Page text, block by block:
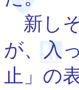
新し
が、入
止」の